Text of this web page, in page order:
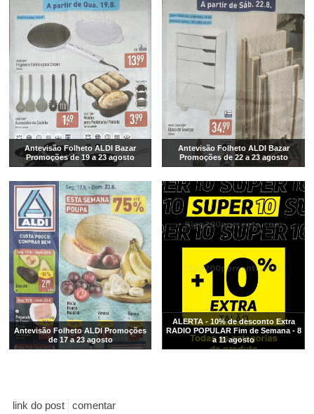
Antevisão Folheto ALDI Bazar
Promoções de 19 a 23 agosto
Antevisão Folheto ALDI Bazar
Promoções de 22 a 23 agosto
Antevisão Folheto ALDI Promoções
de 17 a 23 agosto
ALERTA - 10% de desconto Extra
RADIO POPULAR Fim de Semana - 8
a 11 agosto
link do post comentar